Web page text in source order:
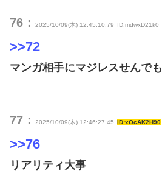
76： 2025/10/09(木) 12:45:10.79 ID:mdwxD21k0
>>72
マンガ相手にマジレスせんでも
77： 2025/10/09(木) 12:46:27.45 ID:xOcAK2H90
>>76
リアリティ大事